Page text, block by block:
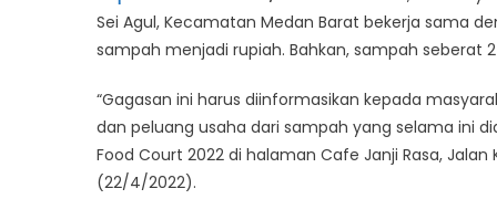
Sei Agul, Kecamatan Medan Barat bekerja sama
sampah menjadi rupiah. Bahkan, sampah seberat
“Gagasan ini harus diinformasikan kepada
dan peluang usaha dari sampah yang selama ini
Food Court 2022 di halaman Cafe Janji Rasa,
(22/4/2022).